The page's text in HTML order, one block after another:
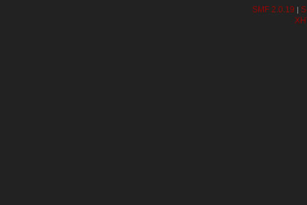
SMF 2.0.19 |